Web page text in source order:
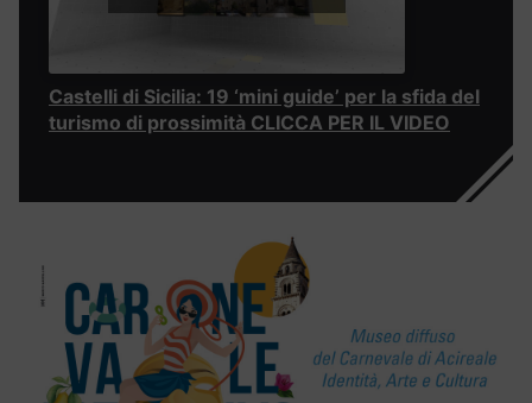
Castelli di Sicilia: 19 ‘mini guide’ per la sfida del
turismo di prossimità CLICCA PER IL VIDEO